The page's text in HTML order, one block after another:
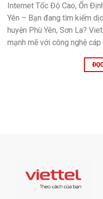
Internet Tốc Độ Cao, Ổn
Yên – Bạn đang tìm kiếm
huyện Phù Yên, Sơn La?
mạnh mẽ với công nghệ